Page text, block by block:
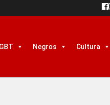
Negros Cultura